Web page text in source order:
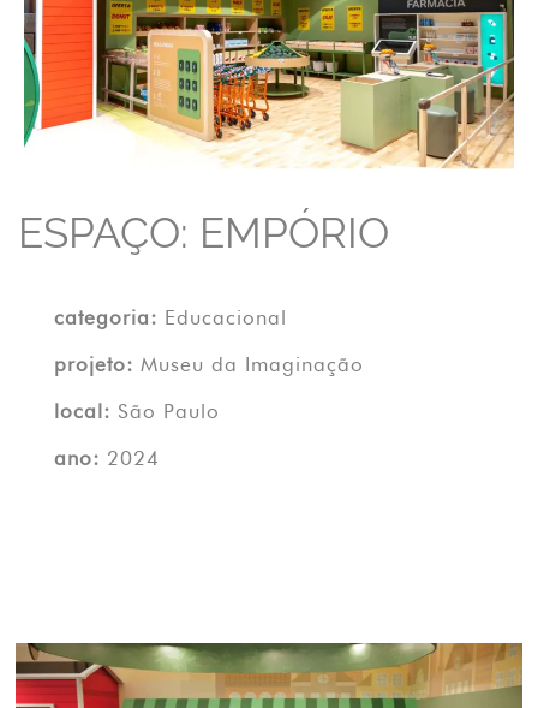
ESPAÇO: EMPÓRIO
categoria: Educacional
projeto: Museu da Imaginação
local: São Paulo
ano: 2024